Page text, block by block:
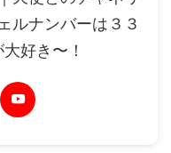
ルナンバーは３３
好き〜！